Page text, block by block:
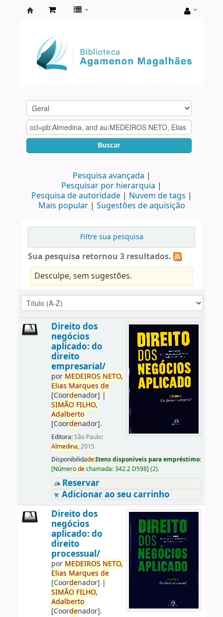
Agamenon
Magalhães
Buscar
Pesquisa avançada
Pesquisar por hierarquia
Pesquisa de autoridade
Nuvem de tags
Mais popular
Sugestões de aquisição
Filtre sua pesquisa
Sua pesquisa retornou 3 resultados.
Desculpe, sem sugestões.
Direito dos
negócios
aplicado: do
direito
empresarial/
por MEDEIROS NETO,
Elias Marques de
[Coordenador] |
SIMÃO FILHO,
Adalberto
[Coordenador].
Editora:São Paulo:
Almedina,2015
Disponibilidade:Itens disponíveis para empréstimo:
[Númerodechamada:342.2 D598] (2).
Reservar
Adicionar ao seu carrinho
Direito dos
negócios
aplicado: do
direito
processual/
por MEDEIROS NETO,
Elias Marques de
[Coordenador] |
SIMÃO FILHO,
Adalberto
[Coordenador].